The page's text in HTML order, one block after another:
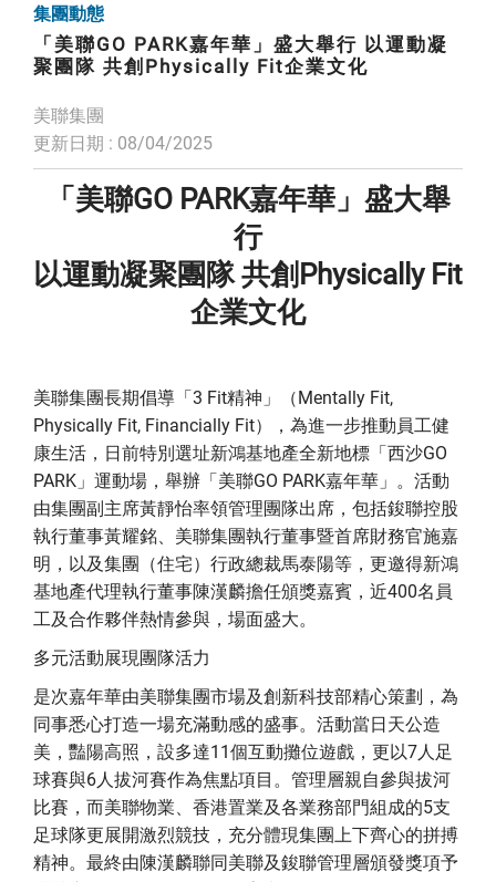
集團動態
「美聯GO PARK嘉年華」盛大舉行 以運動凝
聚團隊 共創Physically Fit企業文化
美聯集團
更新日期 : 08/04/2025
「美聯GO PARK嘉年華」盛大舉
行
以運動凝聚團隊 共創Physically Fit
企業文化
美聯集團長期倡導「3 Fit精神」（Mentally Fit,
Physically Fit, Financially Fit），為進一步推動員工健
康生活，日前特別選址新鴻基地產全新地標「西沙GO
PARK」運動場，舉辦「美聯GO PARK嘉年華」。活動
由集團副主席黃靜怡率領管理團隊出席，包括鋑聯控股
執行董事黃耀銘、美聯集團執行董事暨首席財務官施嘉
明，以及集團（住宅）行政總裁馬泰陽等，更邀得新鴻
基地產代理執行董事陳漢麟擔任頒獎嘉賓，近400名員
工及合作夥伴熱情參與，場面盛大。
多元活動展現團隊活力
是次嘉年華由美聯集團市場及創新科技部精心策劃，為
同事悉心打造一場充滿動感的盛事。活動當日天公造
美，豔陽高照，設多達11個互動攤位遊戲，更以7人足
球賽與6人拔河賽作為焦點項目。管理層親自參與拔河
比賽，而美聯物業、香港置業及各業務部門組成的5支
足球隊更展開激烈競技，充分體現集團上下齊心的拼搏
精神。最終由陳漢麟聯同美聯及鋑聯管理層頒發獎項予